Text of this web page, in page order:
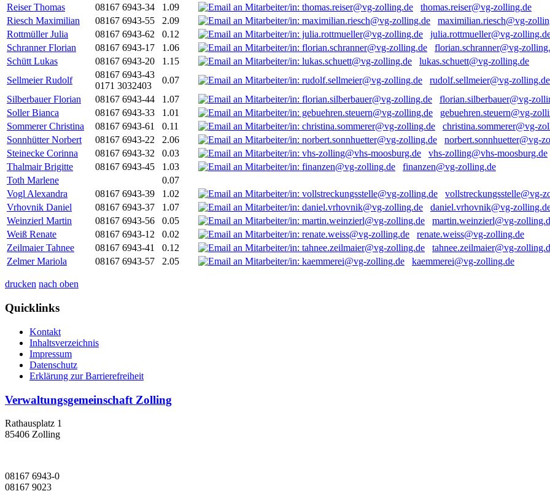
Reiser Thomas
08167 6943-34 1.09
thomas.reiser@vg-zolling.de
Riesch Maximilian
08167 6943-55 2.09
maximilian.riesch@vg-
Rottmüller Julia
08167 6943-62 0.12
julia.rottmueller@vg-
Schranner Florian
08167 6943-17 1.06
florian.schranner@vg-
Schütt Lukas
08167 6943-20 1.15
lukas.schuett@vg-zolling.de
Sellmeier Rudolf
08167 6943-43
0171 3032403
0.07
rudolf.sellmeier@vg-zolling.de
Silberbauer Florian
08167 6943-44 1.07
florian.silberbauer@vg-
Soller Bianca
08167 6943-33 1.01
gebuehren.steuern@vg-
Sommerer Christina
08167 6943-61 0.11
christina.sommerer@vg-
Sonnhütter Norbert
08167 6943-22 2.06
norbert.sonnhuetter@vg-
Steinecke Corinna
08167 6943-32 0.03
vhs-zolling@vhs-moosburg.de
Thalmair Brigitte
08167 6943-45 1.03
finanzen@vg-zolling.de
Toth Marlene
0.07
Vogl Alexandra
08167 6943-39 1.02
vollstreckungsstelle@vg-
Vrhovnik Daniel
08167 6943-37 1.07
daniel.vrhovnik@vg-
Weinzierl Martin
08167 6943-56 0.05
martin.weinzierl@vg-
Weiß Renate
08167 6943-12 0.02
renate.weiss@vg-zolling.de
Zeilmaier Tahnee
08167 6943-41 0.12
tahnee.zeilmaier@vg-
Zelmer Mariola
08167 6943-57 2.05 kaemmerei@vg-zolling.de
drucken nach oben
Quicklinks
Kontakt
Inhaltsverzeichnis
Impressum
Datenschutz
Erklärung zur Barrierefreiheit
Verwaltungsgemeinschaft Zolling
Rathausplatz 1
85406 Zolling
08167 6943-0
08167 9023